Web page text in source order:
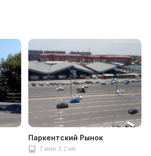
Паркентский Рынок
7 мин 3.2 км